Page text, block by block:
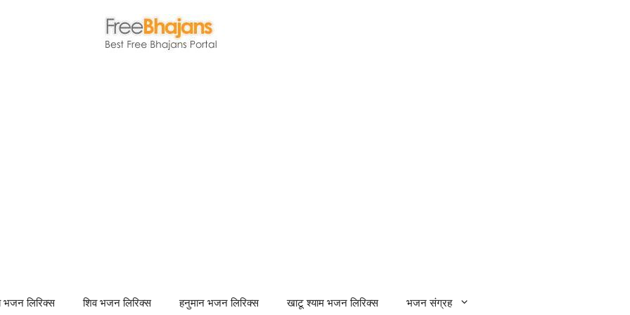
भजन लिरिक्स शिव भजन लिरिक्स हनुमान भजन लिरिक्स खाटू श्याम भजन लिरिक्स भजन संग्रह